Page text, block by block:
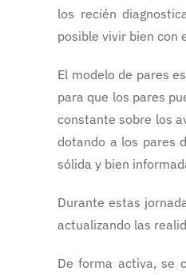
los recién
posible vivir bien con
El modelo de pares
para que los pares
constante sobre los
dotando a los pares
sólida y bien
Durante estas
actualizando las
De forma activa, se